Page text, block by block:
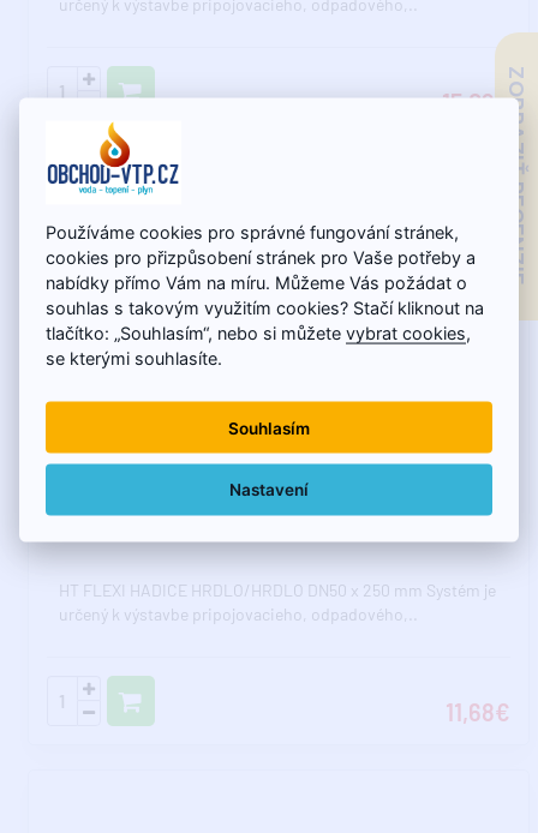
ZOBRAZIŤ RECENZIE
určený k výstavbe pripojovacieho, odpadového,..
15,09€
Skladom - expedujeme do 11.8.
HT FLEXI HADICE HRDLO/HRDLO DN50 x 250 mm
HT FLEXI HADICE HRDLO/HRDLO DN50 x 250 mm Systém je
určený k výstavbe pripojovacieho, odpadového,..
11,68€
Používáme cookies pro správné fungování stránek,
cookies pro přizpůsobení stránek pro Vaše potřeby a
nabídky přímo Vám na míru. Můžeme Vás požádat o
souhlas s takovým využitím cookies? Stačí kliknout na
tlačítko: „Souhlasím“, nebo si můžetevybrat cookies,
se kterými souhlasíte.
Souhlasím
Nastavení